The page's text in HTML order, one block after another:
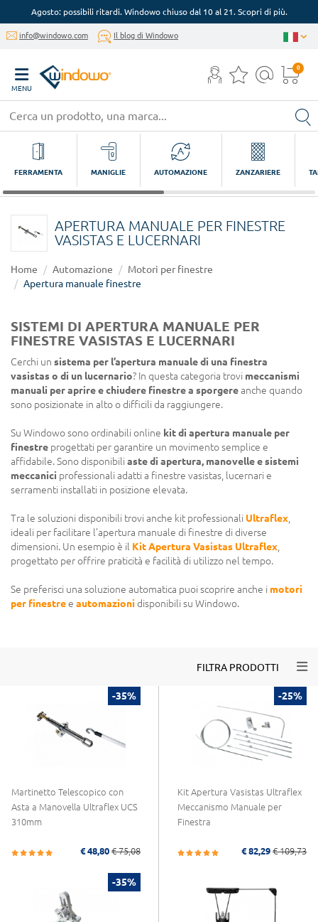
Agosto: possibili ritardi. Windowo chiuso dal 10 al 21. Scopri di più.
info@windowo.com Il blog di Windowo
MENU
0
FERRAMENTA MANIGLIE AUTOMAZIONE ZANZARIERE
APERTURA MANUALE PER FINESTRE
VASISTAS E LUCERNARI
Home Automazione
Motori per finestre
Apertura manuale finestre
SISTEMI DI APERTURA MANUALE PER
FINESTRE VASISTAS E LUCERNARI
Cerchi un sistema per l’apertura manuale di una finestra
vasistas o di un lucernario? In questa categoria trovi meccanismi
manuali per aprire e chiudere finestre a sporgereanche quando
sono posizionate in alto o difficili da raggiungere.
Su Windowo sono ordinabili online kit di apertura manuale per
finestre progettati per garantire un movimento semplice e
affidabile. Sono disponibiliaste di apertura, manovelle e sistemi
meccanici professionali adatti a finestre vasistas, lucernari e
serramenti installati in posizione elevata.
Tra le soluzioni disponibili trovi anche kit professionali Ultraflex
ideali per facilitare l’apertura manuale di finestre di diverse
dimensioni. Un esempio è il Kit Apertura Vasistas Ultraflex
progettato per offrire praticità e facilità di utilizzo nel tempo.
Se preferisci una soluzione automatica puoi scoprire anche i motori
per finestree automazionidisponibili su Windowo.
FILTRA PRODOTTI
-35%
Martinetto Telescopico con
Asta a Manovella Ultraflex UCS
310mm
€ 48,80 € 75,08
-25%
Kit Apertura Vasistas Ultraflex
Meccanismo Manuale per
Finestra
€ 82,29 € 109,73
-35%